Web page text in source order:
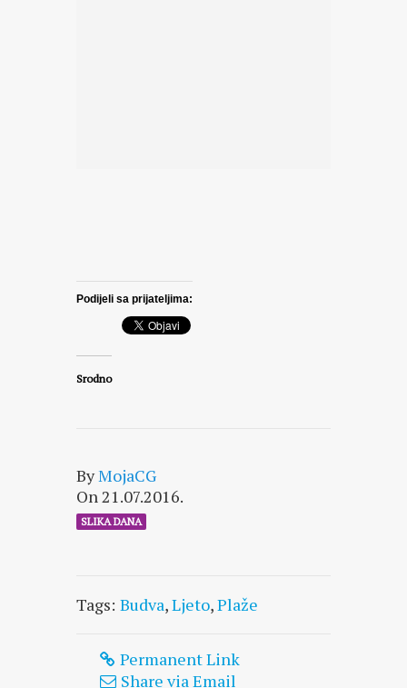
Podijeli sa prijateljima:
Srodno
ByMojaCG
On 21.07.2016.
SLIKA DANA
Tags: Budva,Ljeto,Plaže
Permanent Link
Share via Email